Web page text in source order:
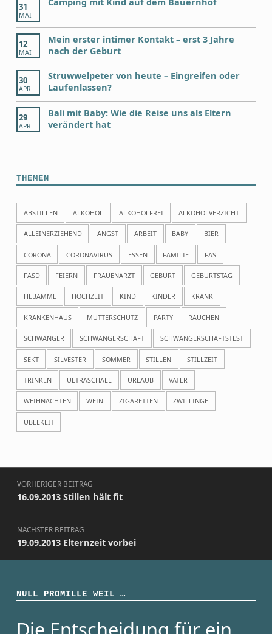
31
MAI
12
MAI
Mein erster intimer Kontakt – erst 3 Jahre
nach der Geburt
30
APR.
Struwwelpeter von heute – Eingreifen oder
Laufenlassen?
29
APR.
Bali mit Baby: Wie die Reise uns als Eltern
verändert hat
THEMEN
ABSTILLEN ALKOHOL ALKOHOLFREI ALKOHOLVERZICHT
ALLEINERZIEHEND ANGST ARBEIT BABY BIER
CORONA CORONAVIRUS ESSEN FAMILIE FAS
FASD FEIERN FRAUENARZT GEBURT GEBURTSTAG
HEBAMME HOCHZEIT KIND KINDER KRANK
KRANKENHAUS MUTTERSCHUTZ PARTY RAUCHEN
SCHWANGER SCHWANGERSCHAFT SCHWANGERSCHAFTSTEST
SEKT SILVESTER SOMMER STILLEN STILLZEIT
TRINKEN ULTRASCHALL URLAUB VÄTER
WEIHNACHTEN WEIN ZIGARETTEN ZWILLINGE
ÜBELKEIT
Beitragsnavigation
VORHERIGER BEITRAG
16.09.2013 Stillen hält fit
NÄCHSTER BEITRAG
19.09.2013 Elternzeit vorbei
NULL PROMILLE WEIL …